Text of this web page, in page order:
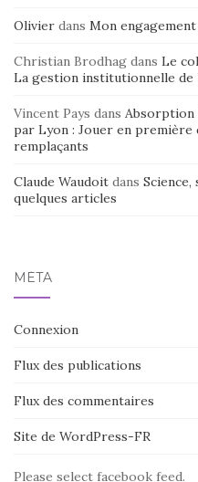
Olivier dans Mon
Christian Brodhag dans Le
La gestion institutionnelle de
Vincent Pays dans Absorption
par Lyon : Jouer en première
remplaçants
Claude Waudoit dans
quelques articles
MÉTA
Connexion
Flux des publications
Flux des commentaires
Site de WordPress-FR
Please select facebook feed.